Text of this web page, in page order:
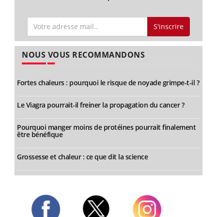
S'inscrire
NOUS VOUS RECOMMANDONS
Fortes chaleurs : pourquoi le risque de noyade grimpe-t-il ?
Le Viagra pourrait-il freiner la propagation du cancer ?
Pourquoi manger moins de protéines pourrait finalement
être bénéfique
Grossesse et chaleur : ce que dit la science